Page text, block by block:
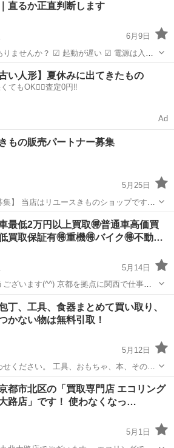
5万円...
直るか正直判断します
6月9日
が遅い ☑ 電源は入る
ズして動かない ☑ 動作が重くて使いづら
せる可能性があ
駅 リサイクルショップ 換装
古い人形】夏休みに出てきたもの
てもOK🙆‍♀️査定0円‼️
Ad
もの販売パートナー募集
5月25日
プです。
装小物を取り扱う中で、「自店では販売
あり商品」が大量にございます。 そこ
ける販売...
リサイクルショップ テナント
最低2万円以上買取🉐普通車高価買
買取保証有🉐重機🉐バイク🉐不動…
5月14日
都を拠点に関西で仕事を
ちゃんWorks 清田と申します(^^) 引越し
バイクや車、重機の買取も行っておりま
駅 リサイクルショップ ユンボ
丁、工具、食器まとめて買い取り、
かない物は無料引取！
5月12日
せください。 工具、おもちゃ、本、その他
頂きます。
物、贈答品探しております。
リサイクルショップ 無料
都市北区の「買取専門店 エコリング
路店」です！ 使わなくなっ…
5月1日